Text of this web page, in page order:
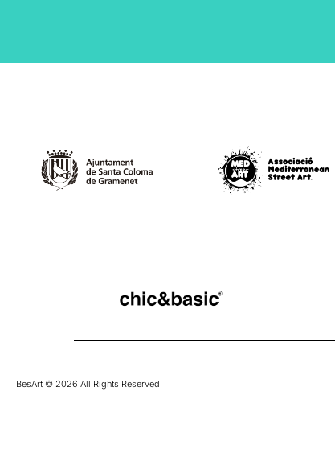
BesArt © 2026 All Rights Reserved